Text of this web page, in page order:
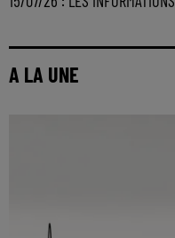
A LA UNE